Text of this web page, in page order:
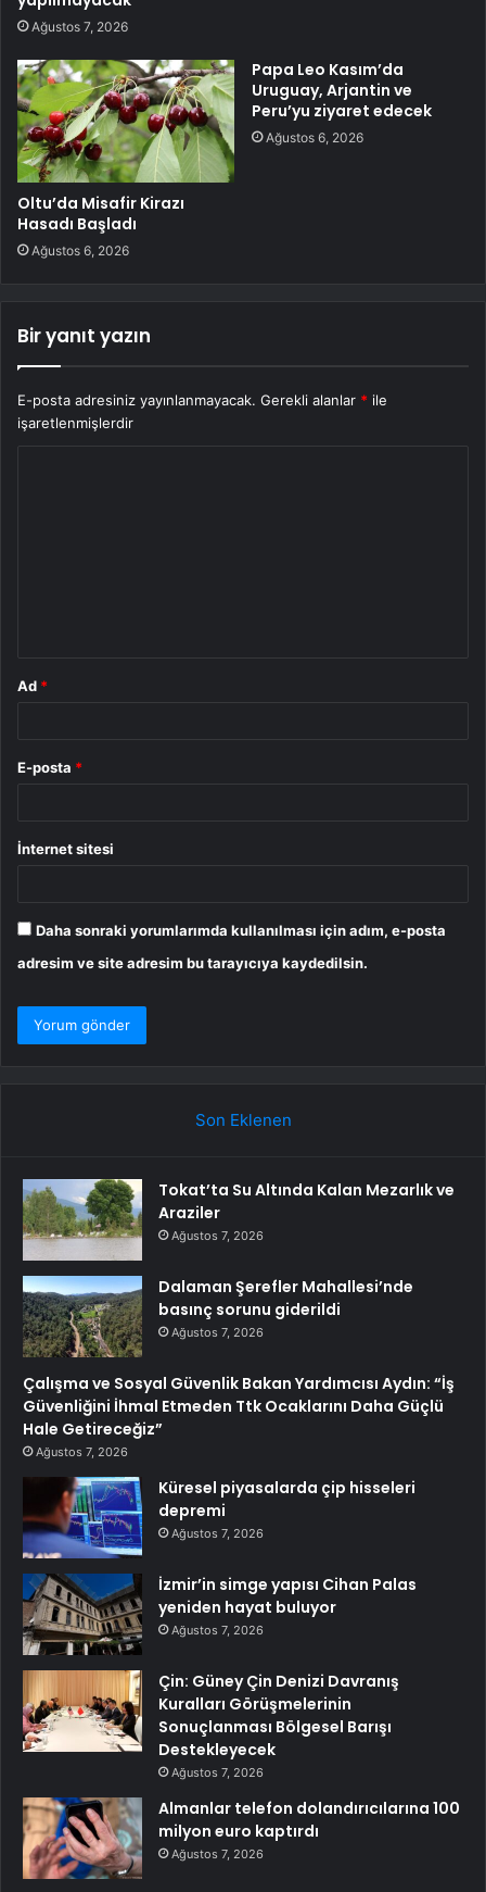
Ağustos 7, 2026
Oltu’da Misafir Kirazı
Hasadı Başladı
Ağustos 6, 2026
Papa Leo Kasım’da
Uruguay, Arjantin ve
Peru’yu ziyaret edecek
Ağustos 6, 2026
Bir yanıt yazın
E-posta adresiniz yayınlanmayacak. Gerekli alanlar * ile
işaretlenmişlerdir
Ad *
E-posta *
İnternet sitesi
Daha sonraki yorumlarımda kullanılması için adım, e-posta
adresim ve site adresim bu tarayıcıya kaydedilsin.
Son Eklenen
Tokat’ta Su Altında Kalan Mezarlık ve
Araziler
Ağustos 7, 2026
Dalaman Şerefler Mahallesi’nde
basınç sorunu giderildi
Ağustos 7, 2026
Çalışma ve Sosyal Güvenlik Bakan Yardımcısı Aydın: “İş
Güvenliğini İhmal Etmeden Ttk Ocaklarını Daha Güçlü
Hale Getireceğiz”
Ağustos 7, 2026
Küresel piyasalarda çip hisseleri
depremi
Ağustos 7, 2026
İzmir’in simge yapısı Cihan Palas
yeniden hayat buluyor
Ağustos 7, 2026
Çin: Güney Çin Denizi Davranış
Kuralları Görüşmelerinin
Sonuçlanması Bölgesel Barışı
Destekleyecek
Ağustos 7, 2026
Almanlar telefon dolandırıcılarına 100
milyon euro kaptırdı
Ağustos 7, 2026